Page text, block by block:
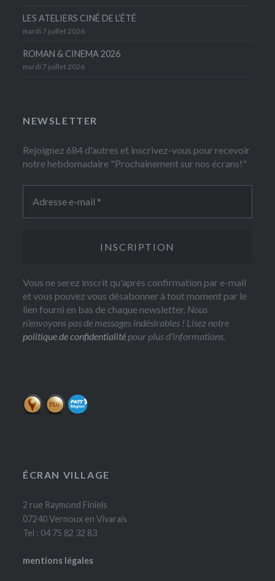
LES ATELIERS CINÉ DE L’ÉTÉ
mardi 7 juillet 2026
ROMAN & CINEMA 2026
mardi 7 juillet 2026
NEWSLETTER
Rejoignez 684 d'autres et inscrivez-vous pour recevoir
notre hebdomadaire "Prochainement sur nos écrans!"
Vous ne serez inscrit qu'après confirmation par e-mail
et vous pouvez vous désabonner à tout moment par le
lien fourni en bas de chaque newsletter. Nous
n’envoyons pas de messages indésirables ! Lisez notre
politique de confidentialité pour plus d’informations.
ÉCRAN VILLAGE
2 rue Raymond Finiels
07240 Vernoux en Vivarais
Tel : 04 75 82 32 83
mentions légales